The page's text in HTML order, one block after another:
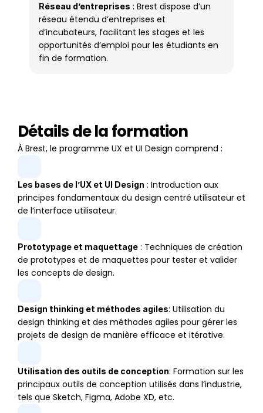
Réseau d’entreprises : Brest dispose d’un
réseau étendu d’entreprises et
d’incubateurs, facilitant les stages et les
opportunités d’emploi pour les étudiants en
fin de formation.
Détails de la formation
À Brest, le programme UX et UI Design comprend :
Les bases de l’UX et UI Design : Introduction aux
principes fondamentaux du design centré utilisateur et
de l’interface utilisateur.
Prototypage et maquettage : Techniques de création
de prototypes et de maquettes pour tester et valider
les concepts de design.
Design thinking et méthodes agiles: Utilisation du
design thinking et des méthodes agiles pour gérer les
projets de design de manière efficace et itérative.
Utilisation des outils de conception: Formation sur les
principaux outils de conception utilisés dans l’industrie,
tels que Sketch, Figma, Adobe XD, etc.